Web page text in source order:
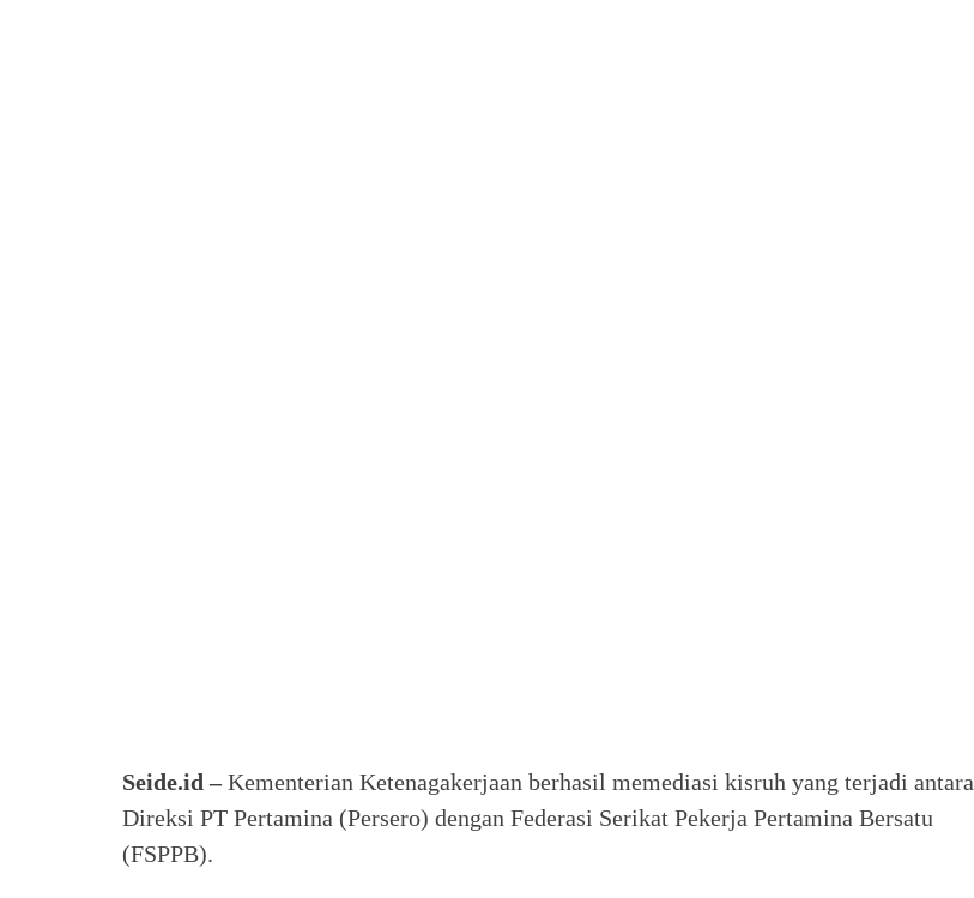
Seide.id –Kementerian Ketenagakerjaan berhasil memediasi kisruh yang terjadi antara
Direksi PT Pertamina (Persero) dengan Federasi Serikat Pekerja Pertamina Bersatu
(FSPPB).